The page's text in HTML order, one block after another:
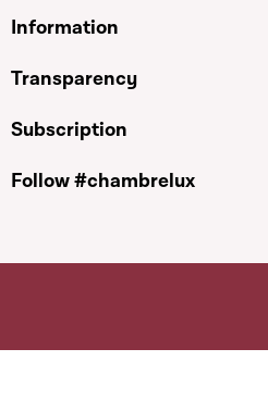
Information
Transparency
Subscription
Follow #chambrelux